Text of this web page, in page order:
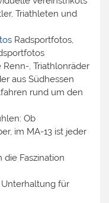
Triathleten und
Radsportfotos,
, Triathlonräder
aus Südhessen
rund um den
Ob
im MA-13 ist jeder
Faszination
für